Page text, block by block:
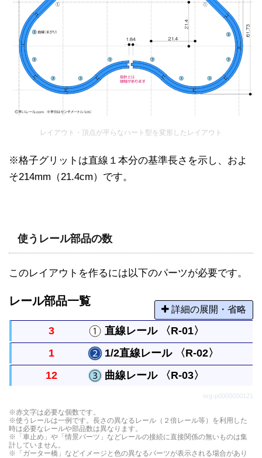
レイアウト・頂点が平らなハート型を変形したレイアウト
※格子グリットは直線１本分の基準長さを示し、およ
そ214mm（21.4cm）です。
使うレール部品の数
このレイアウトを作るには以下のパーツが必要です。
レール部品一覧
詳細の展開・省略
3 直線レール 〈R-01〉
まっすぐなレールですべてのレールの基本になる長
さです。
1 1/2直線レール 〈R-02〉
12 曲線レール 〈R-03〉
曲がったレールで半径は直線レール１本と同じで
す。円には８本必要です。
org-p0000000121
※赤文字は必要な個数です。
※使うレールは一例です。長さの異なるレール（２倍レール等）を利用した
時は必要なレールや部品数は異なります。
※「車止め」や「情景パーツ」などレールの接続に直接関係の無いものは集
計していません。
※「ガーター橋」などイメージと色の異なるパーツが表示される場合があり